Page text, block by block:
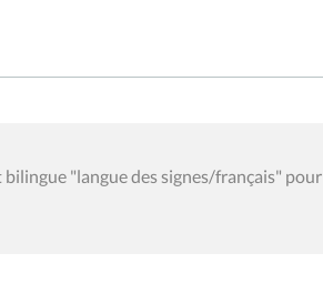
"langue des signes/français" pour